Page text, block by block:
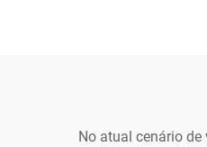
No atual cenário